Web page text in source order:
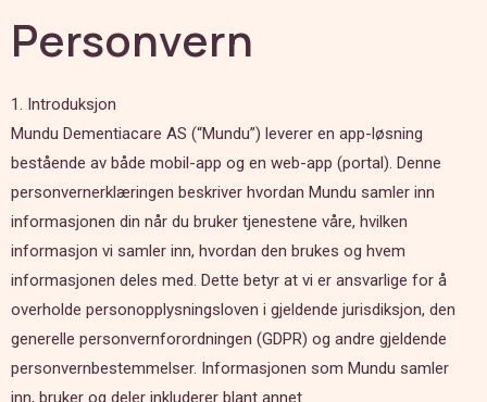
Personvern
1. Introduksjon
Mundu Dementiacare AS (“Mundu”) leverer en app-løsning
bestående av både mobil-app og en web-app (portal). Denne
personvernerklæringen beskriver hvordan Mundu samler inn
informasjonen din når du bruker tjenestene våre, hvilken
informasjon vi samler inn, hvordan den brukes og hvem
informasjonen deles med. Dette betyr at vi er ansvarlige for å
overholde personopplysningsloven i gjeldende jurisdiksjon, den
generelle personvernforordningen (GDPR) og andre gjeldende
personvernbestemmelser. Informasjonen som Mundu samler